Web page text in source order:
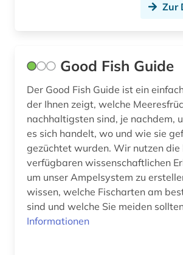
Zur
Good Fish Guide
Der Good Fish Guide ist ein
der Ihnen zeigt, welche
nachhaltigsten sind, je nachdem,
es sich handelt, wo und wie sie
gezüchtet wurden. Wir nutzen die
verfügbaren wissenschaftlichen
um unser Ampelsystem zu
wissen, welche Fischarten am
sind und welche Sie meiden
Informationen